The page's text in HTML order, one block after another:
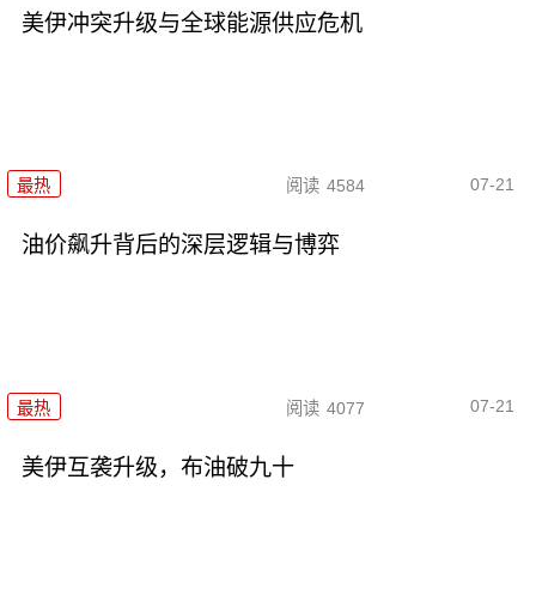
美伊冲突升级与全球能源供应危机
最热 阅读 4584 07-21
油价飙升背后的深层逻辑与博弈
最热 阅读 4077 07-21
美伊互袭升级，布油破九十